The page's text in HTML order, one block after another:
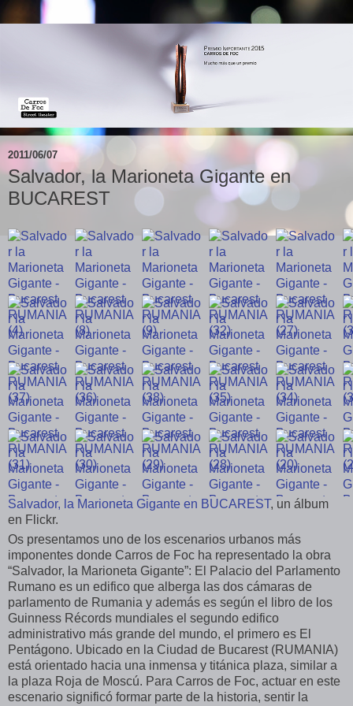
2011/06/07
Salvador, la Marioneta Gigante en
BUCAREST
Salvador, la Marioneta Gigante en BUCAREST, un álbum
en Flickr.
Os presentamos uno de los escenarios urbanos más
imponentes donde Carros de Foc ha representado la obra
“Salvador, la Marioneta Gigante”: El Palacio del Parlamento
Rumano es un edifico que alberga las dos cámaras de
parlamento de Rumania y además es según el libro de los
Guinness Récords mundiales el segundo edifico
administrativo más grande del mundo, el primero es El
Pentágono. Ubicado en la Ciudad de Bucarest (RUMANIA)
está orientado hacia una inmensa y titánica plaza, similar a
la plaza Roja de Moscú. Para Carros de Foc, actuar en este
escenario significó formar parte de la historia, sentir la